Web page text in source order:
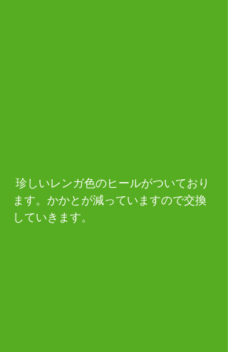
ます。かかとが減っていますので交換
していきます。